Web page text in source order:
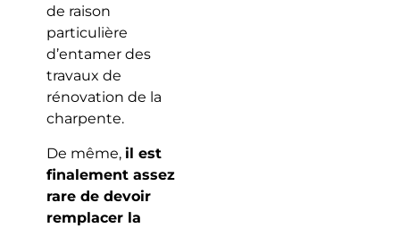
de raison
particulière
d’entamer des
travaux de
rénovation de la
charpente.
De même, il est
finalement assez
rare de devoir
remplacer la